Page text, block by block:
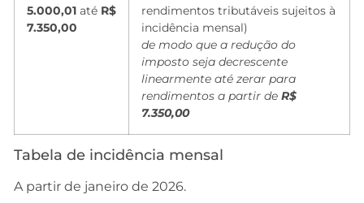
5.000,01 até R$
7.350,00
rendimentos tributáveis sujeitos à
incidência mensal)
de modo que a redução do
imposto seja decrescente
linearmente até zerar para
rendimentos a partir de R$
7.350,00
Tabela de incidência mensal
A partir de janeiro de 2026.